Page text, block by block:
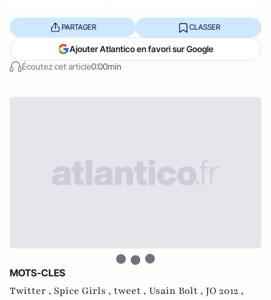
Écoutez cet article0:00min
PARTAGER CLASSER
Ajouter Atlantico en favori sur Google
MOTS-CLES
Twitter , Spice Girls , tweet , Usain Bolt , JO 2012 ,